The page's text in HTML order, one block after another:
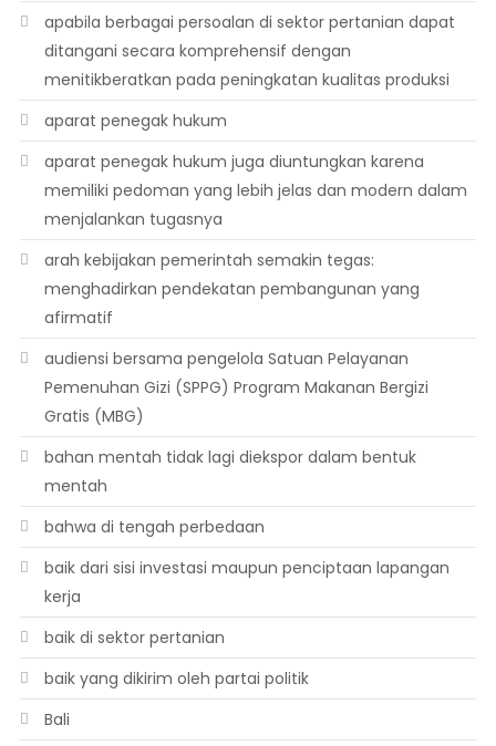
apabila berbagai persoalan di sektor pertanian dapat
ditangani secara komprehensif dengan
menitikberatkan pada peningkatan kualitas produksi
aparat penegak hukum
aparat penegak hukum juga diuntungkan karena
memiliki pedoman yang lebih jelas dan modern dalam
menjalankan tugasnya
arah kebijakan pemerintah semakin tegas:
menghadirkan pendekatan pembangunan yang
afirmatif
audiensi bersama pengelola Satuan Pelayanan
Pemenuhan Gizi (SPPG) Program Makanan Bergizi
Gratis (MBG)
bahan mentah tidak lagi diekspor dalam bentuk
mentah
bahwa di tengah perbedaan
baik dari sisi investasi maupun penciptaan lapangan
kerja
baik di sektor pertanian
baik yang dikirim oleh partai politik
Bali